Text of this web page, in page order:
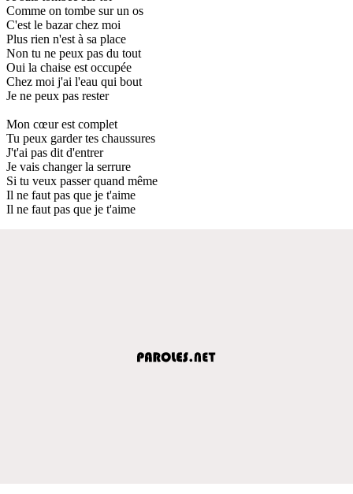
Comme on tombe sur un os
C'est le bazar chez moi
Plus rien n'est à sa place
Non tu ne peux pas du tout
Oui la chaise est occupée
Chez moi j'ai l'eau qui bout
Je ne peux pas rester
Mon cœur est complet
Tu peux garder tes chaussures
J't'ai pas dit d'entrer
Je vais changer la serrure
Si tu veux passer quand même
Il ne faut pas que je t'aime
Il ne faut pas que je t'aime